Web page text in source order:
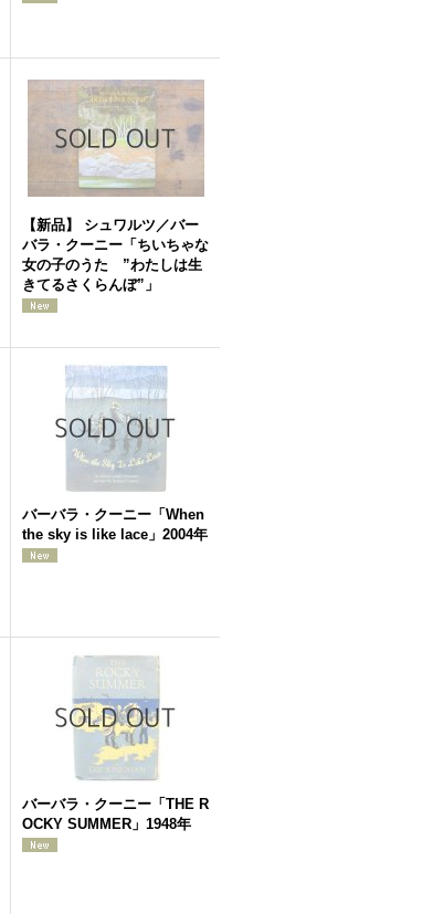
【新品】 シュワルツ／バー
バラ・クーニー「ちいちゃな
女の子のうた ”わたしは生
きてるさくらんぼ”」
バーバラ・クーニー「When
the sky is like lace」2004年
バーバラ・クーニー「THE R
OCKY SUMMER」1948年